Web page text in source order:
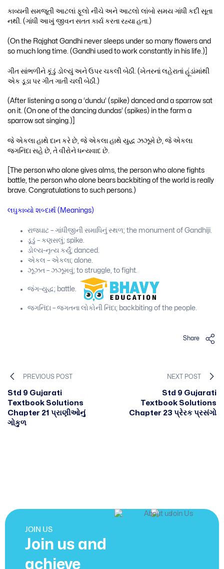
કાવ્યની સમજૂતી આટલાં ફૂલો નીચે અને આટલો લાંબો સમય ગાંધી કદી સૂતા
નથી. (ગાંધી આખું જીવન સતત કાર્ય કરતા રહ્યા હતા.)
(On the Rajghat Gandhi never sleeps under so many flowers and
so much long time. (Gandhi used to work constantly in his life.)]
ગીત સાંભળીને કૂંડું ડોલ્યું અને ઉપર ચકલી બેઠી. (ખેતરનાં લહેરાતાં હૂંડાંમાંથી
એક ડૂડા પર ગીત ગાતી ચલી બેઠી.)
(After listening a song a ‘dundu’ (spike) danced and a sparrow sat
on it. (On one of the dancing dundas’ (spikes) in the farm a
sparrow sat singing.)]
જે એકલા હાથે દાન કરે છે, જે એકલા હાથે યુદ્ધ ઝઝૂમે છે, જે એકલા
જગનિંદા સહે છે, તે વીરોને ધન્યવાદ છે.
[The person who alone gives alms, the person who alone fights
battle, the person who alone bears backbiting of the world is really
brave. Congratulations to such persons.)
લઘુકાવ્યો શબ્દાર્થ (Meanings)
રાજઘાટ – ગાંધીજીની સમાધિનું સ્થળ; the monument of Gandhiji.
ડૂડું – કણસલું; spike.
ડોલ્ય-નૃત્ય કર્યું; danced.
એકલ – એકલા; alone.
ઝૂઝત – ઝઝૂમવું; to struggle, to fight.
જંગ-યુદ્ધ; battle.
જગનિંદા – જગતના લોકોની નિંદા; backbiting of the people.
Share
PREVIOUS POST
Std 9 Gujarati
Textbook Solutions
Chapter 21 પ્રાણીઓનું
ગોકુળ
NEXT POST
Std 9 Gujarati
Textbook Solutions
Chapter 23 પ્રેરક પ્રસંગો
JOIN US
Join us and
achieve